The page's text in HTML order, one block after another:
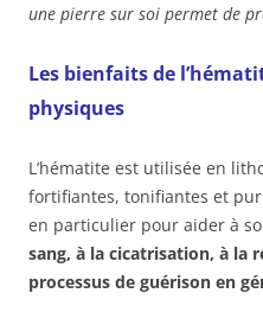
une pierre sur soi permet de
Les bienfaits de
physiques
L’hématite est utilisée en
fortifiantes, tonifiantes et
en particulier pour aider à
sang, à la cicatrisation, à la
processus de guérison en